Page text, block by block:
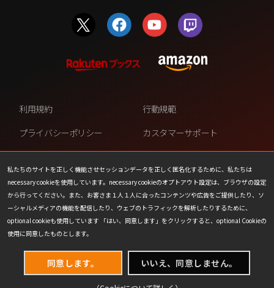
私たちのサイトを正しく機能させセッションデータを正しく匿名化するために、私たちは
necessary cookieを使用しています。necessary cookieのオプトアウト設定は、ブラウザの設定
から行ってください。また、お客さま１人１人に合ったコンテンツや広告をご提供したり、ソ
ーシャルメディアの機能を配信したり、ウェブのトラフィックを解析したりするために、
optional cookieも使用しています 「はい、同意します」をクリックすると、optional Cookieの
使用に同意したものとします。
同意します。 いいえ、同意しません。
利用規約
行動規範
プライバシーポリシー
カスタマーサポート
ファンコンテンツ・ポリシー
個人情報の販売や共有を許可し
ない
COOKIE
プレスリリース
会社情報
お問い合わせ